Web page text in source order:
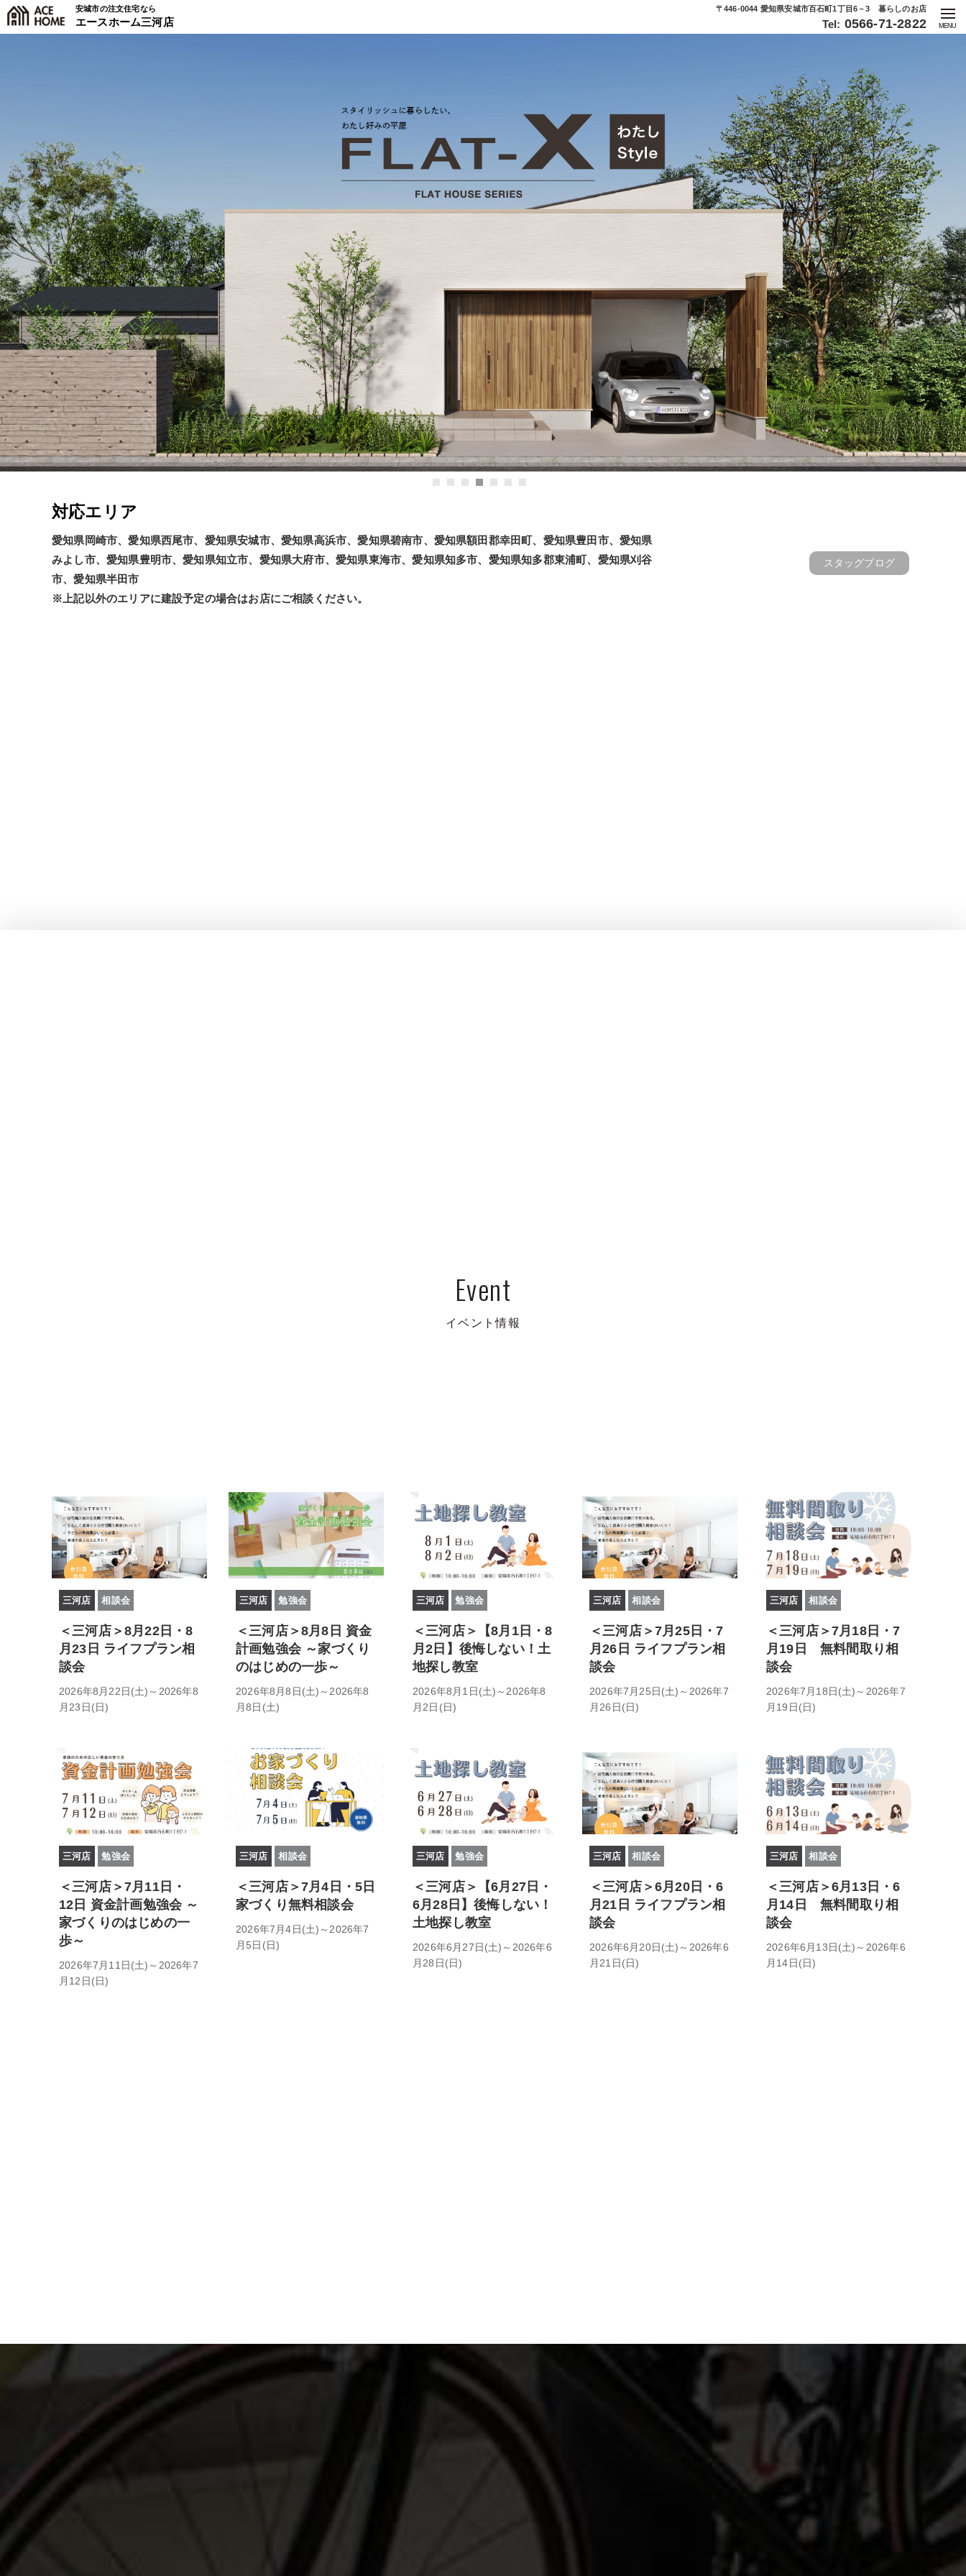
安城市の注文住宅なら
エースホーム三河店
〒446-0044 愛知県安城市百石町1丁目6－3 暮らしのお店
0566-71-2822
対応エリア
愛知県岡崎市、愛知県西尾市、愛知県安城市、愛知県高浜市、愛知県碧南市、愛知県額田郡幸田町、愛知県豊田市、愛知県
みよし市、愛知県豊明市、愛知県知立市、愛知県大府市、愛知県東海市、愛知県知多市、愛知県知多郡東浦町、愛知県刈谷
市、愛知県半田市
※上記以外のエリアに建設予定の場合はお店にご相談ください。
スタッグブログ
Event
イベント情報
三河店 相談会
＜三河店＞8月22日・8
月23日 ライフプラン相
談会
2026年8月22日(土)～2026年8
月23日(日)
三河店 勉強会
＜三河店＞8月8日 資金
計画勉強会 ～家づくり
のはじめの一歩～
2026年8月8日(土)～2026年8
月8日(土)
三河店 勉強会
＜三河店＞【8月1日・8
月2日】後悔しない！土
地探し教室
2026年8月1日(土)～2026年8
月2日(日)
三河店 相談会
＜三河店＞7月25日・7
月26日 ライフプラン相
談会
2026年7月25日(土)～2026年7
月26日(日)
三河店 相談会
＜三河店＞7月18日・7
月19日 無料間取り相
談会
2026年7月18日(土)～2026年7
月19日(日)
三河店 勉強会
＜三河店＞7月11日・
12日 資金計画勉強会 ～
家づくりのはじめの一
歩～
2026年7月11日(土)～2026年7
月12日(日)
三河店 相談会
＜三河店＞7月4日・5日
家づくり無料相談会
2026年7月4日(土)～2026年7
月5日(日)
三河店 勉強会
＜三河店＞【6月27日・
6月28日】後悔しない！
土地探し教室
2026年6月27日(土)～2026年6
月28日(日)
三河店 相談会
＜三河店＞6月20日・6
月21日 ライフプラン相
談会
2026年6月20日(土)～2026年6
月21日(日)
三河店 相談会
＜三河店＞6月13日・6
月14日 無料間取り相
談会
2026年6月13日(土)～2026年6
月14日(日)